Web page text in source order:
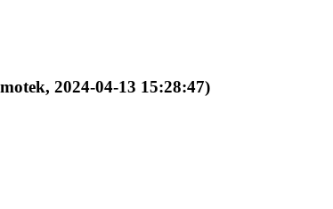
2024-04-13 15:28:47)